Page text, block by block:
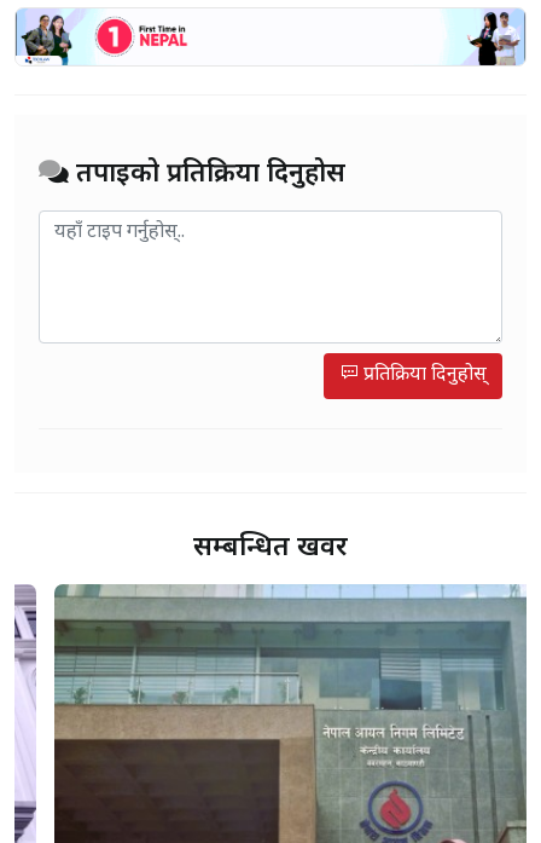
तपाईको प्रतिक्रिया दिनुहोस
प्रतिक्रिया दिनुहोस्
सम्बन्धित खवर